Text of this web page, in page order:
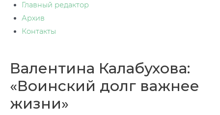
Главный редактор
Архив
Контакты
Валентина Калабухова:
«Воинский долг важнее
жизни»